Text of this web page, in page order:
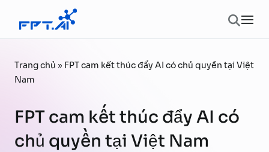
Chuyển đến phần nội dung
Trang chủ » FPT cam kết thúc đẩy AI có chủ quyền tại Việt
Nam
FPT cam kết thúc đẩy AI có
chủ quyền tại Việt Nam